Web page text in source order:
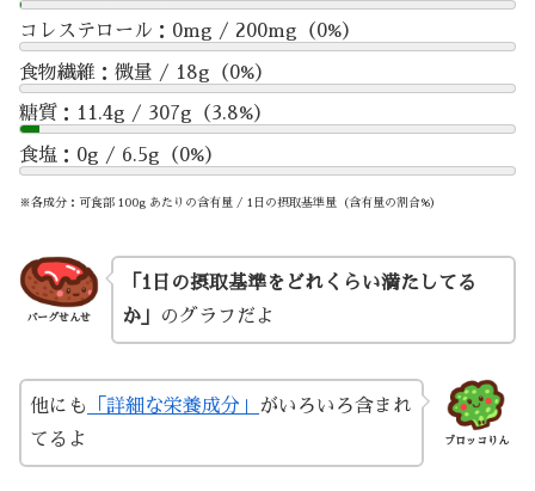
コレステロール：0mg / 200mg（0%）
食物繊維：微量 / 18g（0%）
糖質：11.4g / 307g（3.8%）
食塩：0g / 6.5g（0%）
※各成分：可食部 100g あたりの含有量 / 1日の摂取基準量（含有量の割合%）
バーグせんせ
「1日の摂取基準をどれくらい満たしてる
か」
のグラフだよ
ブロッコりん
他にも 「詳細な栄養成分」
がいろいろ含まれ
てるよ